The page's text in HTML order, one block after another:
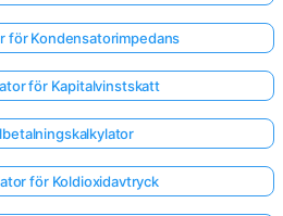
för Kondensatorimpedans
för Kapitalvinstskatt
för Koldioxidavtryck